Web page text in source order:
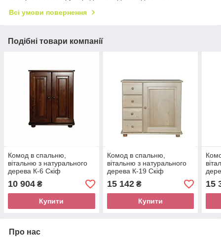
Всі умови повернення
Подібні товари компанії
Комод в спальню,
вітальню з натурального
дерева К-6 Скіф
10 904 ₴
Купити
Комод в спальню,
вітальню з натурального
дерева К-19 Скіф
15 142₴
Купити
15
Про нас